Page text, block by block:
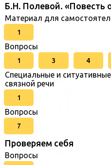
Б.Н. Полевой. «Повесть
Материал для
1
Вопросы
1 3 4
Специальные и
связной речи
1
Вопросы
7
Проверяем себя
Вопросы